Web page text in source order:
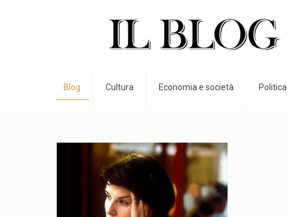
Blog Cultura Economia e società